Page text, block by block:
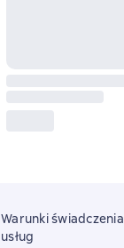
Warunki świadczenia
usług